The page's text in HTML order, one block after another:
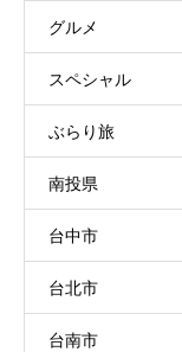
グルメ
スペシャル
ぶらり旅
南投県
台中市
台北市
台南市